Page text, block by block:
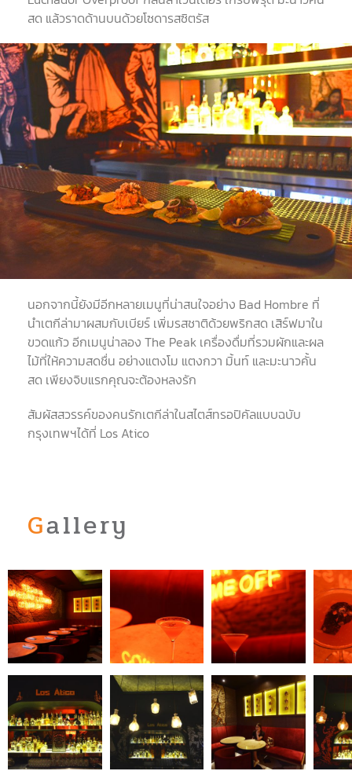
สด แล้วราดด้านบนด้วยโซดารสซิตรัส
นอกจากนี้ยังมีอีกหลายเมนูที่น่าสนใจอย่าง Bad Hombre ที่
นำเตกีล่ามาผสมกับเบียร์ เพิ่มรสชาติด้วยพริกสด เสิร์ฟมาใน
ขวดแก้ว อีกเมนูน่าลอง The Peak เครื่องดื่มที่รวมผักและผล
ไม้ที่ให้ความสดชื่น อย่างแตงโม แตงกวา มิ้นท์ และมะนาวคั้น
สด เพียงจิบแรกคุณจะต้องหลงรัก
สัมผัสสวรรค์ของคนรักเตกีล่าในสไตส์ทรอปิคัลแบบฉบับ
กรุงเทพฯได้ที่ Los Atico
Gallery